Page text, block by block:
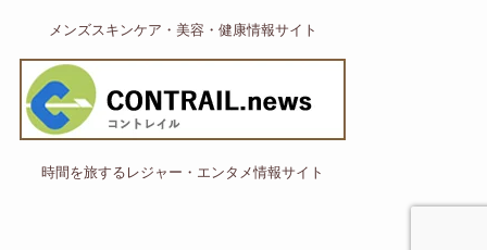
メンズスキンケア・美容・健康情報サイト
時間を旅するレジャー・エンタメ情報サイト